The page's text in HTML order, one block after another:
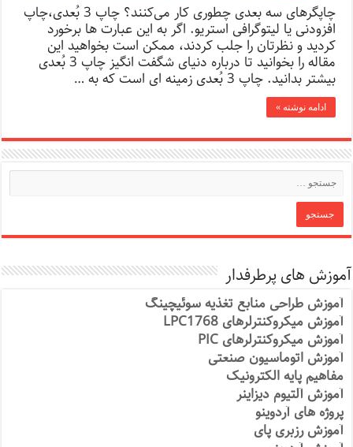
چاپگرهای سه بعدی چطوری کار می‌کنند؟ چاپ 3 بُعدی،چاپ
افزودنی یا لیتوگرافی استریو. اگر به این عبارت ها برخورد
کردید و نظرتان را جلب کردند، ممکن است بخواهید این
مقاله را بخوانید تا درباره دنیای شگفت انگیز چاپ 3 بُعدی
بیشتر بدانید. چاپ 3 بُعدی زمینه ای است که به …
ادامه نوشته »
آموزش های پرطرفدار
آموزش طراحی منابع تغذیه سوئیچینگ
آموزش میکروکنترلرهای LPC1768
آموزش میکروکنترلرهای PIC
آموزش اتوماسیون صنعتی
مفاهیم پایه الکترونیک
آموزش آلتیوم دیزاینر
پروژه های آردوینو
آموزش رزبری پای